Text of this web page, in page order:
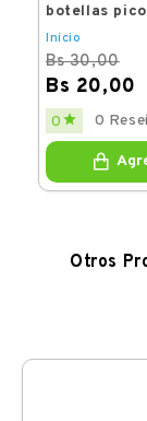
botellas
Inicio
Bs 30,00
Bs 20,00
Regular
price
Price
0  0
Otros